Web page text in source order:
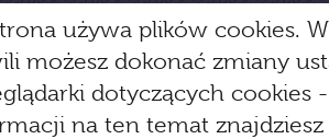
używa plików cookies.
możesz dokonać zmiany
dotyczących cookies
na ten temat